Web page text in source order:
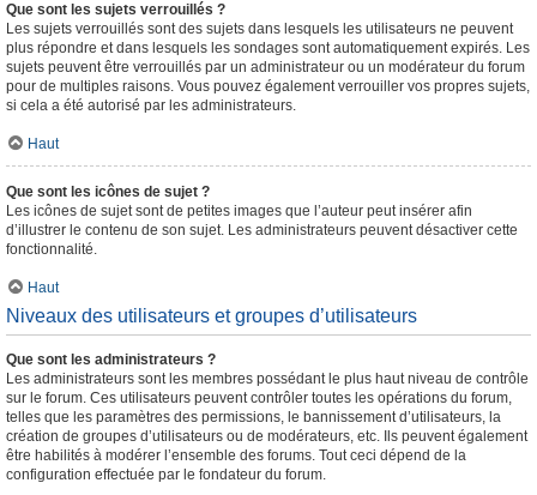
Que sont les sujets verrouillés ?
Les sujets verrouillés sont des sujets dans lesquels les utilisateurs ne peuvent
plus répondre et dans lesquels les sondages sont automatiquement expirés. Les
sujets peuvent être verrouillés par un administrateur ou un modérateur du forum
pour de multiples raisons. Vous pouvez également verrouiller vos propres sujets,
si cela a été autorisé par les administrateurs.
Haut
Que sont les icônes de sujet ?
Les icônes de sujet sont de petites images que l’auteur peut insérer afin
d’illustrer le contenu de son sujet. Les administrateurs peuvent désactiver cette
fonctionnalité.
Haut
Niveaux des utilisateurs et groupes d’utilisateurs
Que sont les administrateurs ?
Les administrateurs sont les membres possédant le plus haut niveau de contrôle
sur le forum. Ces utilisateurs peuvent contrôler toutes les opérations du forum,
telles que les paramètres des permissions, le bannissement d’utilisateurs, la
création de groupes d’utilisateurs ou de modérateurs, etc. Ils peuvent également
être habilités à modérer l’ensemble des forums. Tout ceci dépend de la
configuration effectuée par le fondateur du forum.